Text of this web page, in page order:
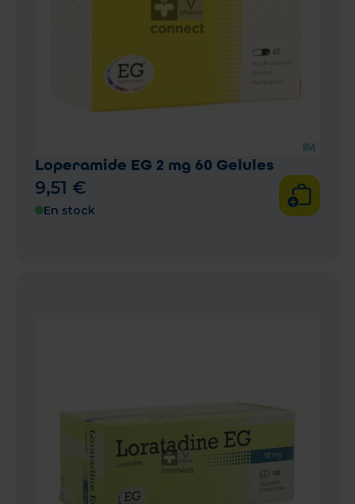
Loperamide EG 2 mg 60 Gelules
9,51 €
En stock